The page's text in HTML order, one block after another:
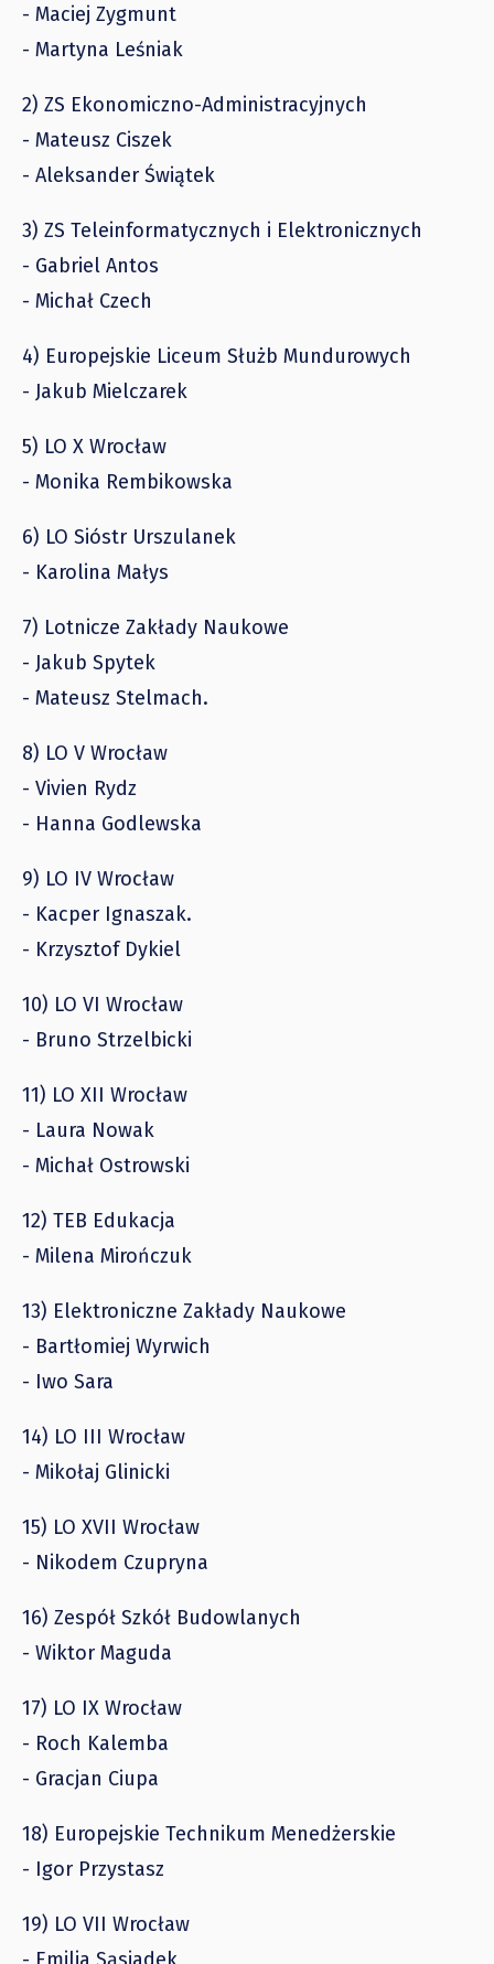
- Maciej Zygmunt
- Martyna Leśniak
2) ZS Ekonomiczno-Administracyjnych
- Mateusz Ciszek
- Aleksander Świątek
3) ZS Teleinformatycznych i Elektronicznych
- Gabriel Antos
- Michał Czech
4) Europejskie Liceum Służb Mundurowych
- Jakub Mielczarek
5) LO X Wrocław
- Monika Rembikowska
6) LO Sióstr Urszulanek
- Karolina Małys
7) Lotnicze Zakłady Naukowe
- Jakub Spytek
- Mateusz Stelmach.
8) LO V Wrocław
- Vivien Rydz
- Hanna Godlewska
9) LO IV Wrocław
- Kacper Ignaszak.
- Krzysztof Dykiel
10) LO VI Wrocław
- Bruno Strzelbicki
11) LO XII Wrocław
- Laura Nowak
- Michał Ostrowski
12) TEB Edukacja
- Milena Mirończuk
13) Elektroniczne Zakłady Naukowe
- Bartłomiej Wyrwich
- Iwo Sara
14) LO III Wrocław
- Mikołaj Glinicki
15) LO XVII Wrocław
- Nikodem Czupryna
16) Zespół Szkół Budowlanych
- Wiktor Maguda
17) LO IX Wrocław
- Roch Kalemba
- Gracjan Ciupa
18) Europejskie Technikum Menedżerskie
- Igor Przystasz
19) LO VII Wrocław